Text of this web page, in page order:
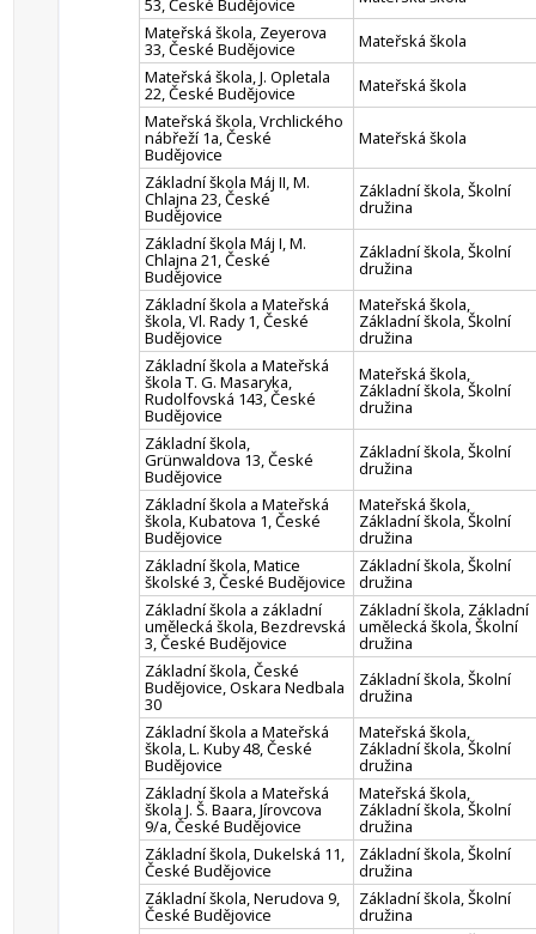
53, České Budějovice
Mateřská škola, Zeyerova
33, České Budějovice
Mateřská škola
Mateřská škola, J. Opletala
22, České Budějovice
Mateřská škola
Mateřská škola, Vrchlického
nábřeží 1a, České
Budějovice
Mateřská škola
Základní škola Máj II, M.
Chlajna 23, České
Budějovice
Základní škola, Školní
družina
Základní škola Máj I, M.
Chlajna 21, České
Budějovice
Základní škola, Školní
družina
Základní škola a Mateřská
škola, Vl. Rady 1, České
Budějovice
Mateřská škola,
Základní škola, Školní
družina
Základní škola a Mateřská
škola T. G. Masaryka,
Rudolfovská 143, České
Budějovice
Mateřská škola,
Základní škola, Školní
družina
Základní škola,
Grünwaldova 13, České
Budějovice
Základní škola, Školní
družina
Základní škola a Mateřská
škola, Kubatova 1, České
Budějovice
Mateřská škola,
Základní škola, Školní
družina
Základní škola, Matice
školské 3, České Budějovice
Základní škola, Školní
družina
Základní škola a základní
umělecká škola, Bezdrevská
3, České Budějovice
Základní škola, Základní
umělecká škola, Školní
družina
Základní škola, České
Budějovice, Oskara Nedbala
30
Základní škola, Školní
družina
Základní škola a Mateřská
škola, L. Kuby 48, České
Budějovice
Mateřská škola,
Základní škola, Školní
družina
Základní škola a Mateřská
škola J. Š. Baara, Jírovcova
9/a, České Budějovice
Mateřská škola,
Základní škola, Školní
družina
Základní škola, Dukelská 11,
České Budějovice
Základní škola, Školní
družina
Základní škola, Nerudova 9,
České Budějovice
Základní škola, Školní
družina